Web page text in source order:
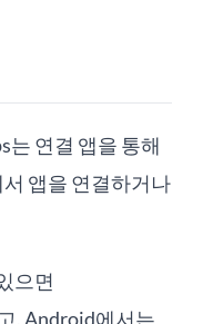
는 연결 앱을 통해
앱을 연결하거나
으면
, Android에서는